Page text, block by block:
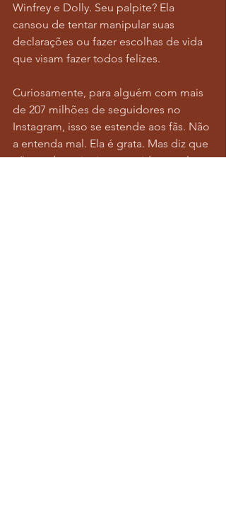
Winfrey e Dolly. Seu palpite? Ela
cansou de tentar manipular suas
declarações ou fazer escolhas de vida
que visam fazer todos felizes.
Curiosamente, para alguém com mais
de 207 milhões de seguidores no
Instagram, isso se estende aos fãs. Não
a entenda mal. Ela é grata. Mas diz que
não pode mais viver sua vida por eles.